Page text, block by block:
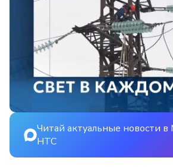
Читай актуальные новости в
НТС